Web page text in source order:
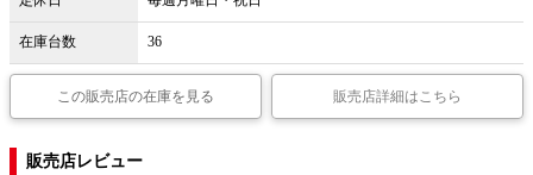
在庫台数 36
この販売店の在庫を見る 販売店詳細はこちら
販売店レビュー